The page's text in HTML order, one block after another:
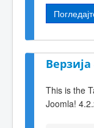
Верзија
This is the
Joomla!